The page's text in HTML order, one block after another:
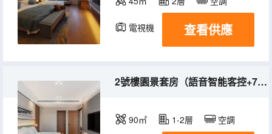
電視機 查看供應
2號樓園景套房（語音智能客控+75寸投屏電視）
90㎡ 1-2層 空調